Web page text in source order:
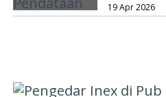
19 Apr 2026